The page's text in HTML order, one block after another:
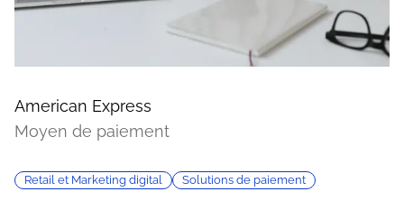
American Express
Moyen de paiement
Retail et Marketing digital Solutions de paiement